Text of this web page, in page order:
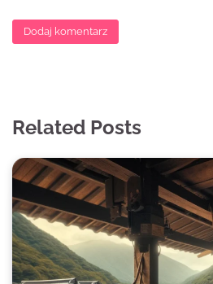
Related Posts